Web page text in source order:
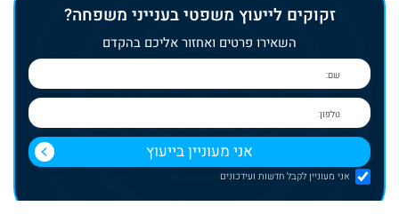
זקוקים לייעוץ משפטי בענייני משפחה?
השאירו פרטים ואחזור אליכם בהקדם
אני מעוניין לקבל חדשות ועידכונים